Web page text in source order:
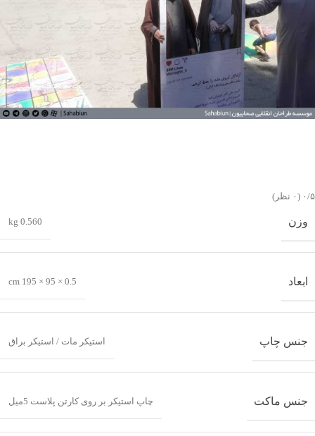
‫۰/۵ ‫(۰ نظر)
وزن 0.560 kg
ابعاد 0.5 × 95 × 195 cm
جنس چاپ استیکر مات / استیکر براق
جنس ماکت چاپ استیکر بر روی کارتن پلاست 5میل